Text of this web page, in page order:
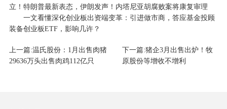
立！特朗普最新表态，伊朗发声！内塔尼亚胡腐败案将康复审理
一文看懂深化创业板出资端变革：引进做市商，答应基金投顾
装备创业板ETF，影响几许？
上一篇:温氏股份：1月出售肉猪
29636万头出售肉鸡112亿只
下一篇:猪企3月出售出炉！牧
原股份等增收不增利